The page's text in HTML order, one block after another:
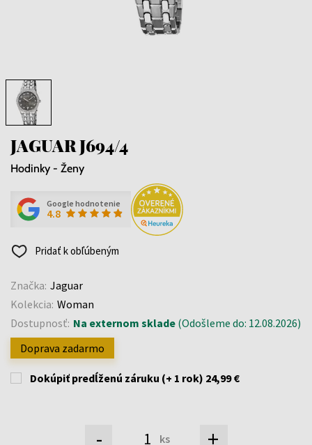
JAGUAR J694/4
Hodinky - Ženy
Google hodnotenie
4.8
Pridať k obľúbeným
Značka: Jaguar
Kolekcia: Woman
Dostupnosť: Na externom sklade (Odošleme do: 12.08.2026)
Doprava zadarmo
Dokúpiť predĺženú záruku (+ 1 rok) 24,99 €
- ks +